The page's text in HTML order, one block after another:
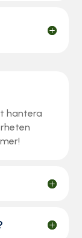
hantera